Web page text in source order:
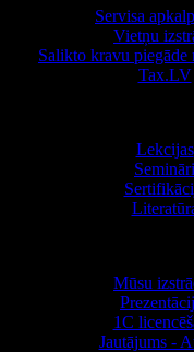
Servisa
Vietņu
Salikto kravu
Tax.LV
Lekcijas
Semināri
Mūsu
1С
Jautājums -